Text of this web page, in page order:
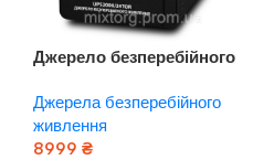
Джерело безперебійного
TOR “ARUNA”
Джерела безперебійного
живлення
8999 ₴